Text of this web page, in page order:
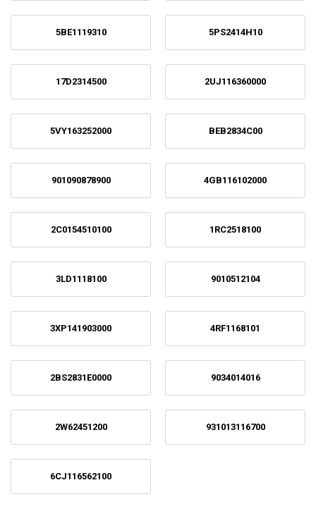
5BE1119310 5PS2414H10
17D2314500 2UJ116360000
5VY163252000 BEB2834C00
901090878900 4GB116102000
2C0154510100 1RC2518100
3LD1118100 9010512104
3XP141903000 4RF1168101
2BS2831E0000 9034014016
2W62451200 931013116700
6CJ116562100